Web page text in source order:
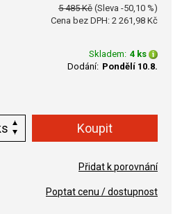
5 485 Kč (Sleva -50,10 %)
Cena bez DPH: 2 261,98 Kč
Skladem: 4 ks
Dodání: Pondělí 10.8.
Přidat k porovnání
Poptat cenu / dostupnost